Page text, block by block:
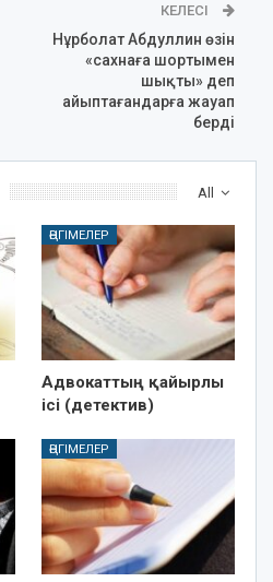
КЕЛЕСІ
Нұрболат Абдуллин өзін
«сахнаға шортымен
шықты» деп
айыптағандарға жауап
берді
All
ӘҢГІМЕЛЕР
Адвокаттың қайырлы
ісі (детектив)
ӘҢГІМЕЛЕР